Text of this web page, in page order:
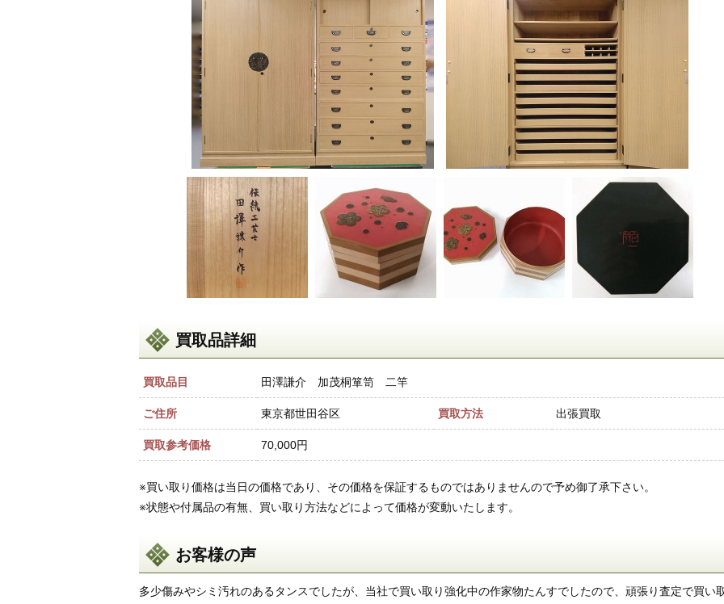
買取品詳細
買取品目 田澤謙介 加茂桐箪笥 二竿
ご住所 東京都世田谷区 買取方法 出張買取
買取参考価格 70,000円
※買い取り価格は当日の価格であり、その価格を保証するものではありませんので予め御了承下さい。
※状態や付属品の有無、買い取り方法などによって価格が変動いたします。
お客様の声
多少傷みやシミ汚れのあるタンスでしたが、当社で買い取り強化中の作家物たんすでしたので、頑張り査定で買い